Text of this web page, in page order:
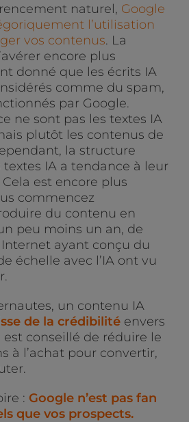
naturel, Google
l’utilisation
vos contenus. La
encore plus
donné que les écrits IA
comme du spam,
par Google.
ne sont pas les textes IA
plutôt les contenus de
la structure
IA a tendance à leur
est encore plus
commencez
du contenu en
peu moins un an, de
ayant conçu du
échelle avec l’IA ont vu
un contenu IA
de la crédibilitéenvers
est conseillé de réduire le
à l’achat pour convertir,
: Google n’est pas fan
que vos prospects.